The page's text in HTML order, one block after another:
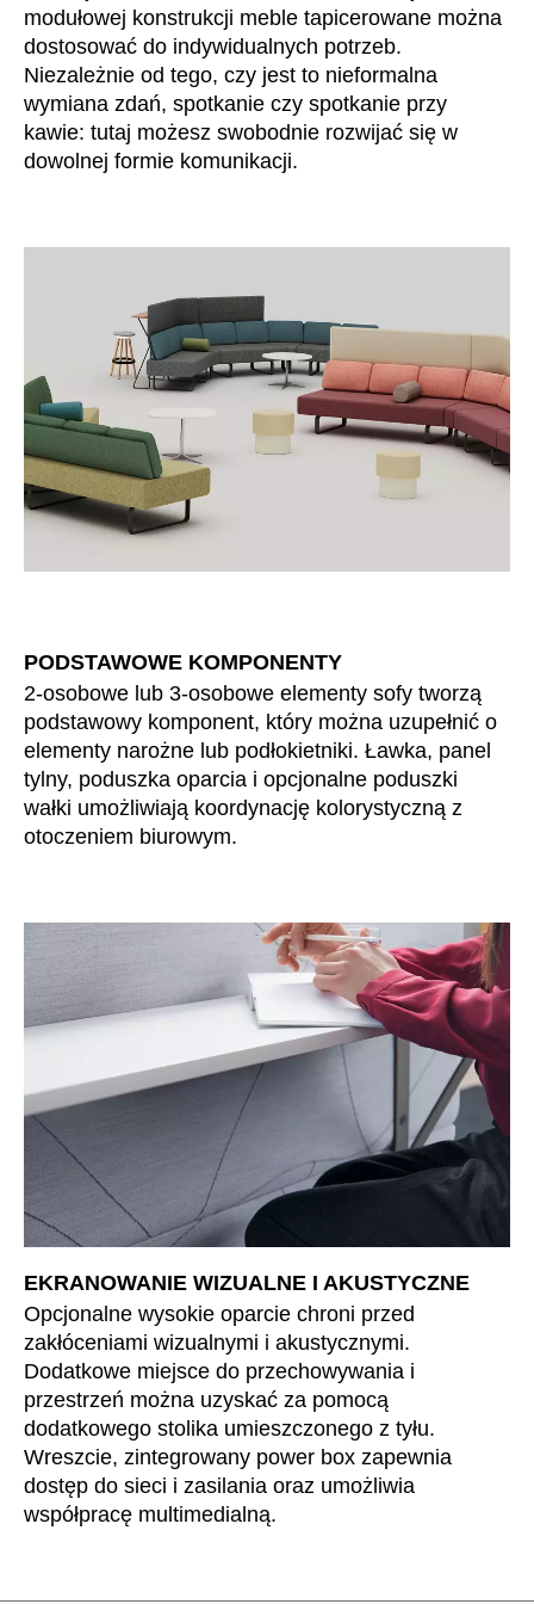
Irlandia Północna(GB)
Izrael (IL)
Japonia(JP)
Jordania (JO)
Kanada(CA)
Korea Południowa
Kuwejt(KW)
Liechtenstein(LI)
Litwa
Luksemburg
Malezja(MY)
Maroko(MA)
Norwegia(NO)
Nowa Zelandia(NZ)
Oman(OM)
Polska (PL)
Portugalia(PT)
Republika Czeska (CZ)
Rosja(RU)
Rumunia
Senegal
Serbia
Singapur(SG)
Szwajcaria
Szwecja
Słowacja
Słowenia
Tajlandia(TH)
Tajwan(TW)
Tanzania(TZ)
Tunezja(TN)
Ukraina(UA)
Wielka Brytania(GB)
Wybrzeże Kości Słoniowej (CI)
Węgry(HU)
Włochy(IT)
modułowej konstrukcji meble tapicerowane można
dostosować do indywidualnych potrzeb.
Niezależnie od tego, czy jest to nieformalna
wymiana zdań, spotkanie czy spotkanie przy
kawie: tutaj możesz swobodnie rozwijać się w
dowolnej formie komunikacji.
PODSTAWOWE KOMPONENTY
2-osobowe lub 3-osobowe elementy sofy tworzą
podstawowy komponent, który można uzupełnić o
elementy narożne lub podłokietniki. Ławka, panel
tylny, poduszka oparcia i opcjonalne poduszki
wałki umożliwiają koordynację kolorystyczną z
otoczeniem biurowym.
EKRANOWANIE WIZUALNE I AKUSTYCZNE
Opcjonalne wysokie oparcie chroni przed
zakłóceniami wizualnymi i akustycznymi.
Dodatkowe miejsce do przechowywania i
przestrzeń można uzyskać za pomocą
dodatkowego stolika umieszczonego z tyłu.
Wreszcie, zintegrowany power box zapewnia
dostęp do sieci i zasilania oraz umożliwia
współpracę multimedialną.